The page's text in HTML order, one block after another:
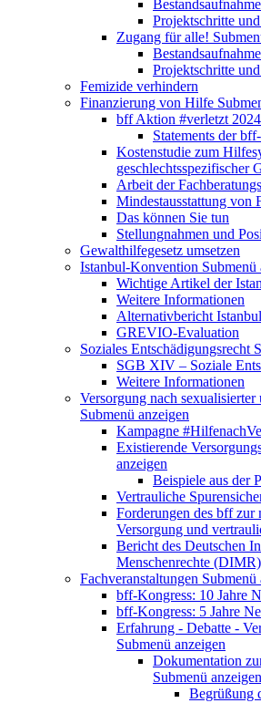
Projektschritte
Zugang für alle!
Projektschritte
Femizide verhindern
Finanzierung von Hilfe
bff Aktion #verletzt 2024
Statements der
Kostenstudie zum
geschlechtsspezifischer
Arbeit der
Mindestausstattung von
Das können Sie tun
Stellungnahmen und
Gewalthilfegesetz umsetzen
Istanbul-Konvention Submenü
Wichtige Artikel der
Weitere Informationen
Alternativbericht
GREVIO-Evaluation
Soziales Entschädigungsrecht
SGB XIV – Soziale
Weitere Informationen
Versorgung nach
Submenü anzeigen
Kampagne
Existierende
anzeigen
Beispiele aus der
Vertrauliche
Forderungen des bff zur
Versorgung und
Bericht des Deutschen
Menschenrechte (DIMR)
Fachveranstaltungen Submenü
bff-Kongress: 10 Jahre
bff-Kongress: 5 Jahre
Erfahrung - Debatte -
Submenü anzeigen
Dokumentation
Submenü anzeigen
Begrüßung